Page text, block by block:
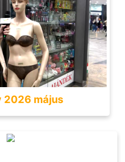
2026 május